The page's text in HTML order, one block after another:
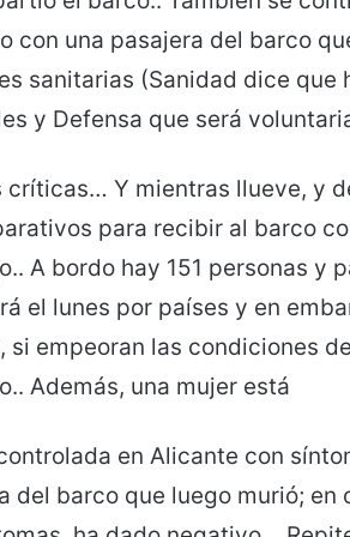
con una pasajera del barco
sanitarias (Sanidad dice
y Defensa que será
críticas… Y mientras llueve, y
para recibir al barco
A bordo hay 151 personas y
el lunes por países y en
si empeoran las condiciones
Además, una mujer está
en Alicante con
del barco que luego murió;